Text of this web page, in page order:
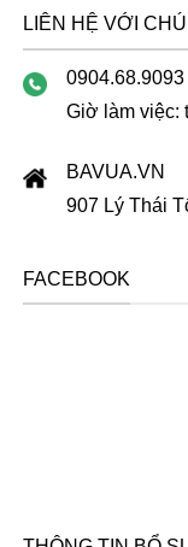
LIÊN HỆ VỚI
0904.68.9093
Giờ làm việc:
BAVUA.VN
907 Lý Thái
FACEBOOK